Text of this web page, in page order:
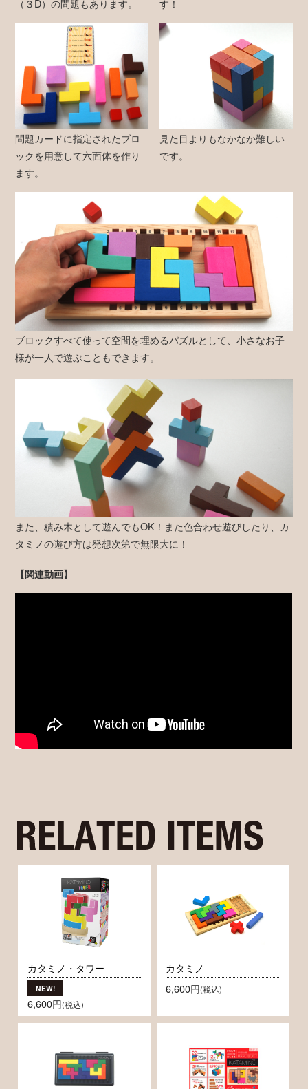
（３D）の問題もあります。 す！
問題カードに指定されたブロ
ックを用意して六面体を作り
ます。
見た目よりもなかなか難しい
です。
ブロックすべて使って空間を埋めるパズルとして、小さなお子
様が一人で遊ぶこともできます。
また、積み木として遊んでもOK！また色合わせ遊びしたり、カ
タミノの遊び方は発想次第で無限大に！
【関連動画】
カタミノ・タワー
6,600円(税込)
カタミノ
6,600円(税込)